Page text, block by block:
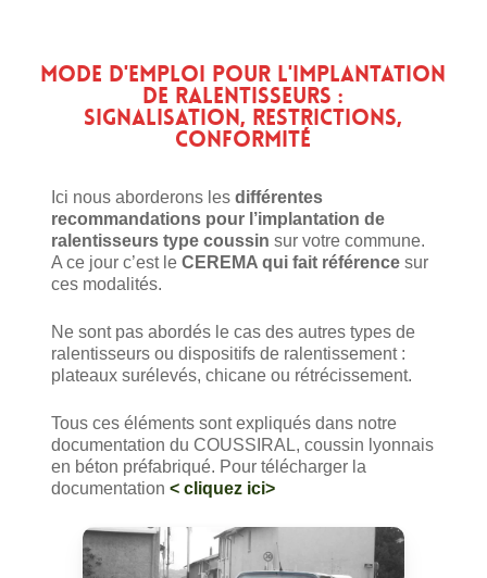
Mode d'emploi pour l'implantation
de ralentisseurs :
Signalisation, restrictions,
conformité
Ici nous aborderons lesdifférentes
recommandations pour l’implantation de
ralentisseurs type coussin sur votre commune.
A ce jour c’est leCEREMA qui fait référencesur
ces modalités.
Ne sont pas abordés le cas des autres types de
ralentisseurs ou dispositifs de ralentissement :
plateaux surélevés, chicane ou rétrécissement.
Tous ces éléments sont expliqués dans notre
documentation du COUSSIRAL, coussin lyonnais
en béton préfabriqué. Pour télécharger la
documentation< cliquez ici>